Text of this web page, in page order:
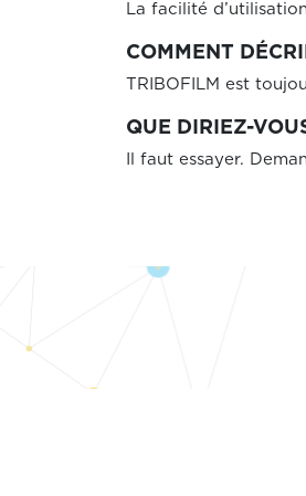
La facilité
COMMENT
TRIBOFILM est
QUE DIRIEZ-
Il faut essayer.